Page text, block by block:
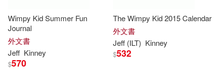
Wimpy Kid Summer Fun
Journal
外文書
Jeff Kinney
$570
The Wimpy Kid 2015 Calendar
外文書
Jeff (ILT) Kinney
$532